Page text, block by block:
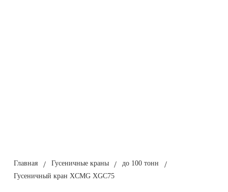
Главная / Гусеничные краны / до 100 тонн /
Гусеничный кран XCMG XGC75